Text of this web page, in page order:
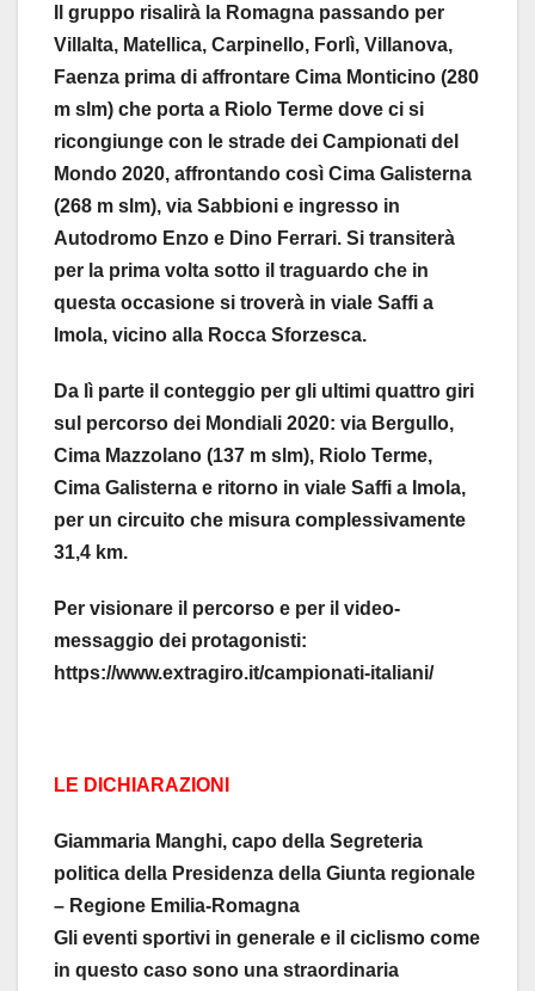
Il gruppo risalirà la Romagna passando per
Villalta, Matellica, Carpinello, Forlì, Villanova,
Faenza prima di affrontare Cima Monticino (280
m slm) che porta a Riolo Terme dove ci si
ricongiunge con le strade dei Campionati del
Mondo 2020, affrontando così Cima Galisterna
(268 m slm), via Sabbioni e ingresso in
Autodromo Enzo e Dino Ferrari. Si transiterà
per la prima volta sotto il traguardo che in
questa occasione si troverà in viale Saffi a
Imola, vicino alla Rocca Sforzesca.
Da lì parte il conteggio per gli ultimi quattro giri
sul percorso dei Mondiali 2020: via Bergullo,
Cima Mazzolano (137 m slm), Riolo Terme,
Cima Galisterna e ritorno in viale Saffi a Imola,
per un circuito che misura complessivamente
31,4 km.
Per visionare il percorso e per il video-
messaggio dei protagonisti:
https://www.extragiro.it/campionati-italiani/
LE DICHIARAZIONI
Giammaria Manghi, capo della Segreteria
politica della Presidenza della Giunta regionale
– Regione Emilia-Romagna
Gli eventi sportivi in generale e il ciclismo come
in questo caso sono una straordinaria